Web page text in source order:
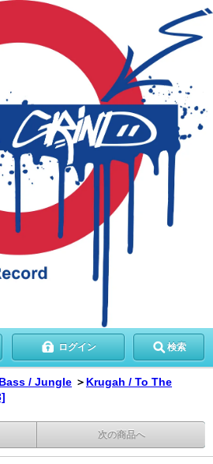
ログイン 検索
/ Jungle ＞ Krugah / To The
次の商品へ